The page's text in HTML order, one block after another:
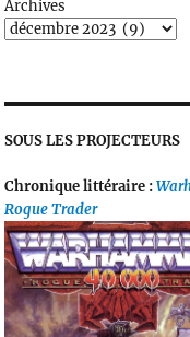
Archives
SOUS LES PROJECTEURS
Chronique littéraire :
Rogue Trader